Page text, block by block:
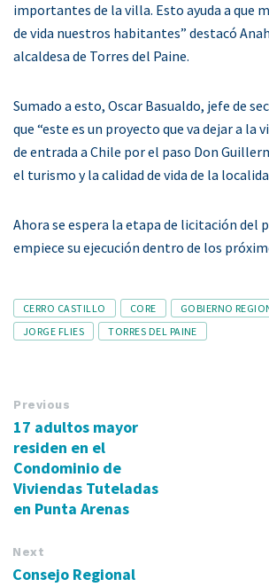
importantes de la villa. Esto ayuda a que
de vida nuestros habitantes” destacó
alcaldesa de Torres del Paine.
Sumado a esto, Oscar Basualdo, jefe de
que “este es un proyecto que va dejar a la
de entrada a Chile por el paso Don
el turismo y la calidad de vida de la
Ahora se espera la etapa de licitación del
empiece su ejecución dentro de los
Tags
CERRO CASTILLO CORE GOBIERNO
JORGE FLIES
TORRES DEL PAINE
Previous
17 adultos mayor
residen en el
Condominio de
Viviendas Tuteladas
en Punta Arenas
Next
Consejo Regional